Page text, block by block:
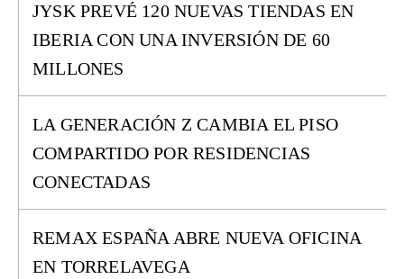
JYSK PREVÉ 120 NUEVAS TIENDAS EN
IBERIA CON UNA INVERSIÓN DE 60
MILLONES
LA GENERACIÓN Z CAMBIA EL PISO
COMPARTIDO POR RESIDENCIAS
CONECTADAS
REMAX ESPAÑA ABRE NUEVA OFICINA
EN TORRELAVEGA